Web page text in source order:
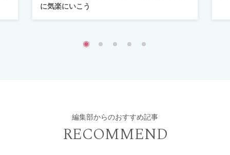
に気楽にいこう
編集部からのおすすめ記事
RECOMMEND